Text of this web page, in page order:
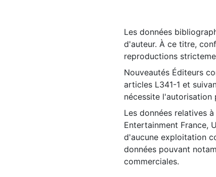
Les données
d'auteur. À ce titre,
reproductions
Nouveautés Éditeurs
articles L341-1 et
nécessite l'autorisation
Les données relatives
Entertainment France,
d'aucune exploitation
données pouvant
commerciales.